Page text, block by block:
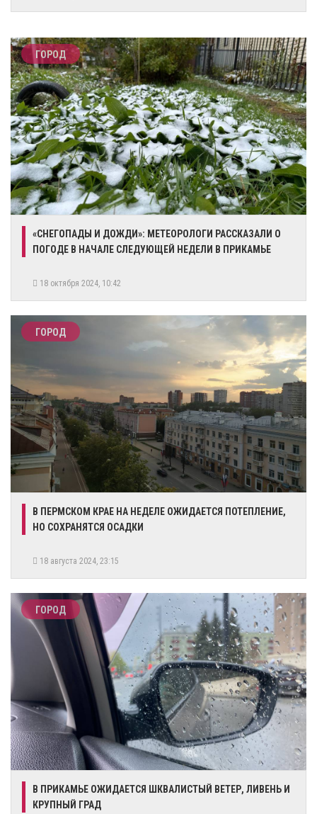
ГОРОД
«СНЕГОПАДЫ И ДОЖДИ»: МЕТЕОРОЛОГИ РАССКАЗАЛИ О
ПОГОДЕ В НАЧАЛЕ СЛЕДУЮЩЕЙ НЕДЕЛИ В ПРИКАМЬЕ
18 октября 2024, 10:42
ГОРОД
​В ПЕРМСКОМ КРАЕ НА НЕДЕЛЕ ОЖИДАЕТСЯ ПОТЕПЛЕНИЕ,
НО СОХРАНЯТСЯ ОСАДКИ
18 августа 2024, 23:15
ГОРОД
В ПРИКАМЬЕ ОЖИДАЕТСЯ ШКВАЛИСТЫЙ ВЕТЕР, ЛИВЕНЬ И
КРУПНЫЙ ГРАД